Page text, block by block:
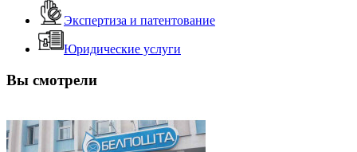
Экспертиза и патентование
Юридические услуги
Вы смотрели